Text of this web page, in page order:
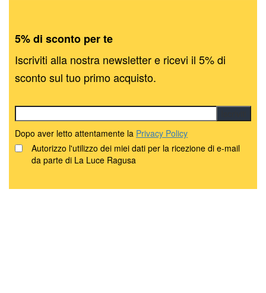
5% di sconto per te
Iscriviti alla nostra newsletter e ricevi il 5% di
sconto sul tuo primo acquisto.
Dopo aver letto attentamente la Privacy Policy
Autorizzo l'utilizzo dei miei dati per la ricezione di e-mail
da parte di La Luce Ragusa